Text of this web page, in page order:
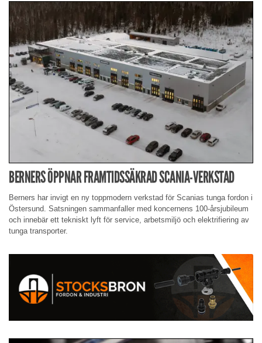
BERNERS ÖPPNAR FRAMTIDSSÄKRAD SCANIA-VERKSTAD
Berners har invigt en ny toppmodern verkstad för Scanias tunga fordon i
Östersund. Satsningen sammanfaller med koncernens 100-årsjubileum
och innebär ett tekniskt lyft för service, arbetsmiljö och elektrifiering av
tunga transporter.